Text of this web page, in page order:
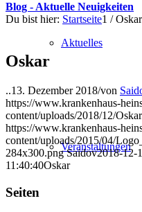
Aktuelles
Veranstaltungen
Blog - Aktuelle Neuigkeiten
Du bist hier: Startseite1 / Oskar
Oskar
..13. Dezember 2018/von
https://www.krankenhaus-
content/uploads/2018/12/
https://www.krankenhaus-
content/uploads/2015/04/
284x300.png Saidov2018-12-
11:40:40Oskar
Seiten